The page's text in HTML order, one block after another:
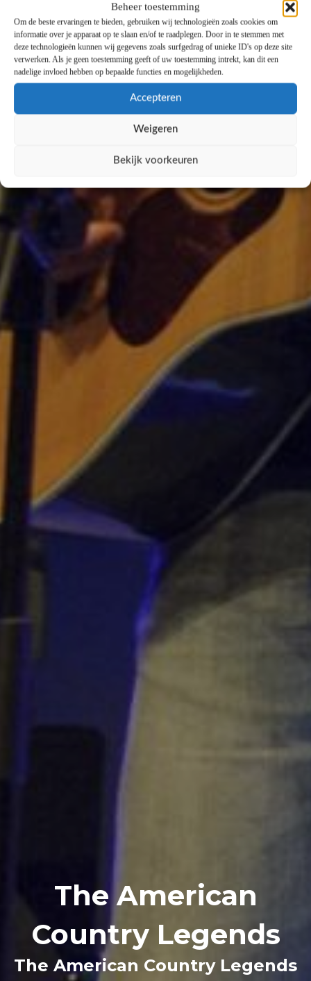
Beheer toestemming
Om de beste ervaringen te bieden, gebruiken wij technologieën zoals cookies om
informatie over je apparaat op te slaan en/of te raadplegen. Door in te stemmen met
deze technologieën kunnen wij gegevens zoals surfgedrag of unieke ID's op deze site
verwerken. Als je geen toestemming geeft of uw toestemming intrekt, kan dit een
nadelige invloed hebben op bepaalde functies en mogelijkheden.
Accepteren
Weigeren
Bekijk voorkeuren
The American
Country Legends
The American Country Legends